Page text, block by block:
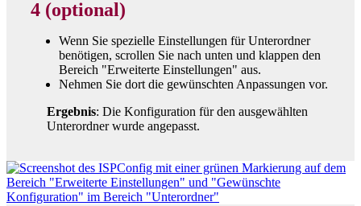
4 (optional)
Wenn Sie spezielle Einstellungen für Unterordner
benötigen, scrollen Sie nach unten und klappen den
Bereich "Erweiterte Einstellungen" aus.
Nehmen Sie dort die gewünschten Anpassungen vor.
Ergebnis: Die Konfiguration für den ausgewählten
Unterordner wurde angepasst.